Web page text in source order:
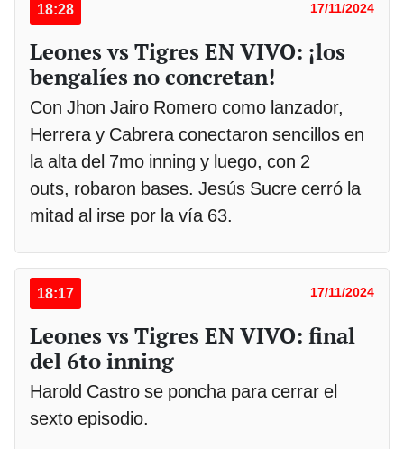
18:28 17/11/2024
Leones vs Tigres EN VIVO: ¡los
bengalíes no concretan!
Con Jhon Jairo Romero como lanzador,
Herrera y Cabrera conectaron sencillos en
la alta del 7mo inning y luego, con 2
outs, robaron bases. Jesús Sucre cerró la
mitad al irse por la vía 63.
18:17 17/11/2024
Leones vs Tigres EN VIVO: final
del 6to inning
Harold Castro se poncha para cerrar el
sexto episodio.